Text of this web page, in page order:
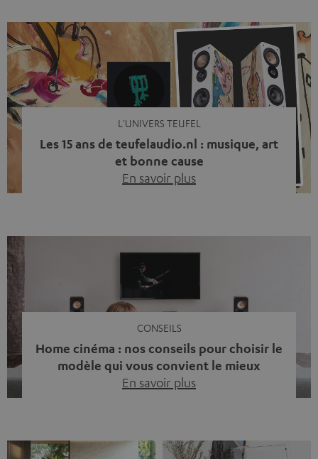
L'UNIVERS TEUFEL
Les 15 ans de teufelaudio.nl : musique, art
et bonne cause
En savoir plus
quelque chose qui reflète ce que représente Teufel :
célébrer le pouvoir du son et redonner quelque chose à
la société. La musique fait bien plus que simplement
sonner bien. […]
CONSEILS
Home cinéma : nos conseils pour choisir le
modèle qui vous convient le mieux
En savoir plus
dialogue est couvert par un bruit de fond… et adieu